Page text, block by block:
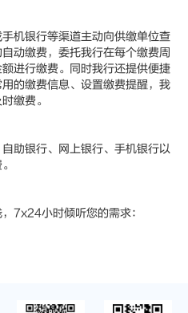
银行等渠道主动向供缴单位查
动缴费，委托我行在每个缴费周
进行缴费。同时我行还提供便捷
的缴费信息、设置缴费提醒，我
缴费。
银行、网上银行、手机银行以
小时倾听您的需求：